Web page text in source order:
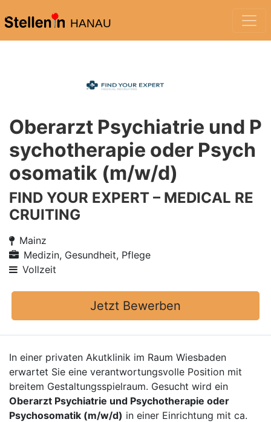
HANAU
Oberarzt Psychiatrie und P
sychotherapie oder Psych
osomatik (m/w/d)
FIND YOUR EXPERT – MEDICAL RE
CRUITING
Mainz
Medizin, Gesundheit, Pflege
Vollzeit
Jetzt Bewerben
In einer privaten Akutklinik im Raum Wiesbaden
erwartet Sie eine verantwortungsvolle Position mit
breitem Gestaltungsspielraum. Gesucht wird ein
Oberarzt Psychiatrie und Psychotherapie oder
Psychosomatik (m/w/d) in einer Einrichtung mit ca.